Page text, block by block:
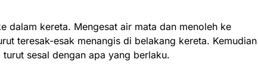
dalam kereta. Mengesat air mata dan menoleh ke
teresak-esak menangis di belakang kereta. Kemudian
sesal dengan apa yang berlaku.